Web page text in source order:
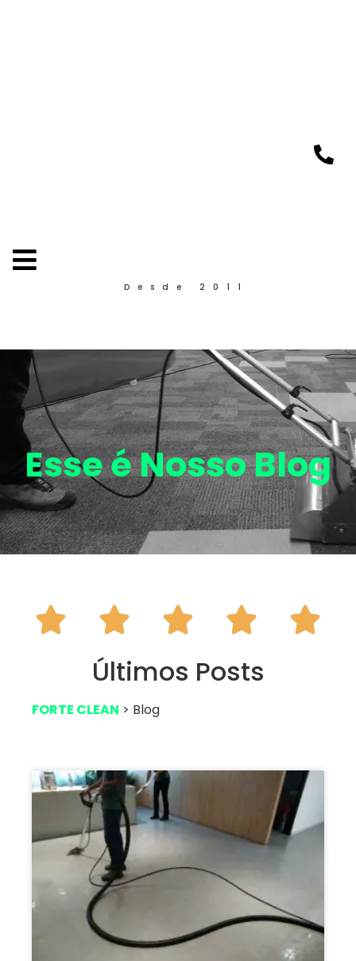
Desde 2011
Esse é NossoBlog
    
Últimos Posts
FORTE CLEAN > Blog